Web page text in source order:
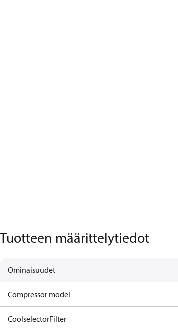
Tuotteen määrittelytiedot
Ominaisuudet
Compressor model
CoolselectorFilter